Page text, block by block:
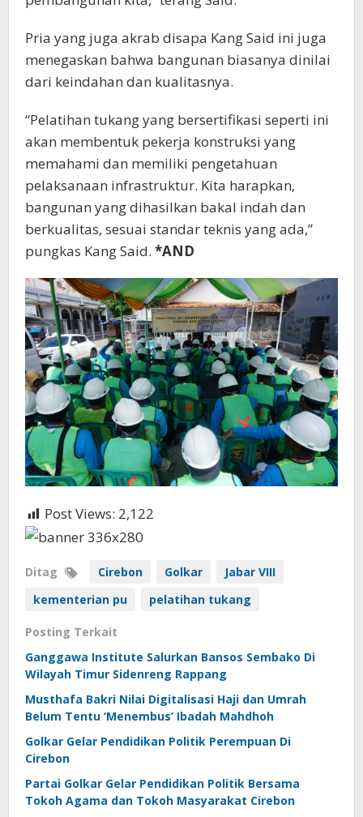
Pria yang juga akrab disapa Kang Said ini juga
menegaskan bahwa bangunan biasanya dinilai
dari keindahan dan kualitasnya.
“Pelatihan tukang yang bersertifikasi seperti ini
akan membentuk pekerja konstruksi yang
memahami dan memiliki pengetahuan
pelaksanaan infrastruktur. Kita harapkan,
bangunan yang dihasilkan bakal indah dan
berkualitas, sesuai standar teknis yang ada,”
pungkas Kang Said. *AND
Post Views: 2,122
Ditag Cirebon Golkar
Jabar VIII
kementerian pu
pelatihan tukang
Posting Terkait
Ganggawa Institute Salurkan Bansos Sembako Di
Wilayah Timur Sidenreng Rappang
Musthafa Bakri Nilai Digitalisasi Haji dan Umrah
Belum Tentu ‘Menembus’ Ibadah Mahdhoh
Golkar Gelar Pendidikan Politik Perempuan Di
Cirebon
Partai Golkar Gelar Pendidikan Politik Bersama
Tokoh Agama dan Tokoh Masyarakat Cirebon